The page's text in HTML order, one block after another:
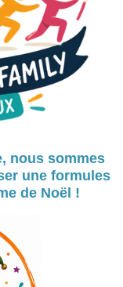
nous sommes
une formules
de Noël !